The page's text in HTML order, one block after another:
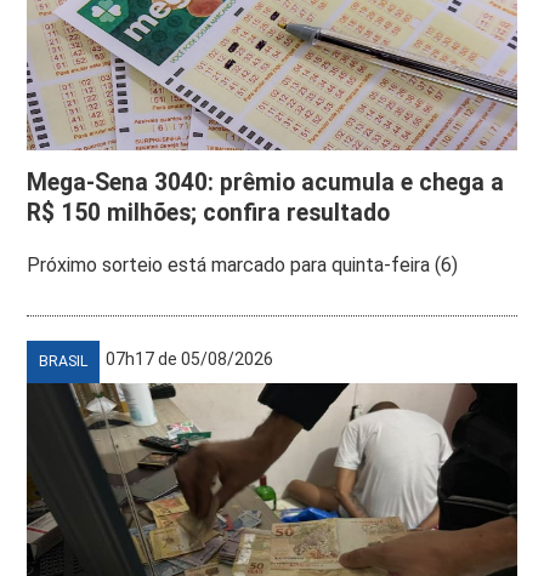
Mega-Sena 3040: prêmio acumula e chega a
R$ 150 milhões; confira resultado
Próximo sorteio está marcado para quinta-feira (6)
BRASIL 07h17 de 05/08/2026